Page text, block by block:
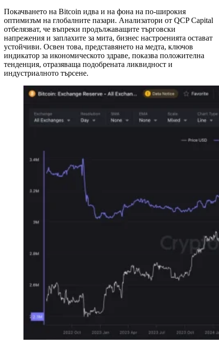
Покачването на Bitcoin идва и на фона на по-широкия
оптимизъм на глобалните пазари. Анализатори от QCP Capital
отбелязват, че въпреки продължаващите търговски
напрежения и заплахите за мита, бизнес настроенията остават
устойчиви. Освен това, представянето на медта, ключов
индикатор за икономическото здраве, показва положителна
тенденция, отразяваща подобрената ликвидност и
индустриалното търсене.